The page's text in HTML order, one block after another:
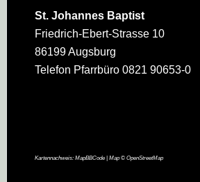
St. Johannes Baptist
Friedrich-Ebert-Strasse 10
86199 Augsburg
Telefon Pfarrbüro 0821 90653-0
Kartennachweis: MapBBCode| Map © OpenStreetMap